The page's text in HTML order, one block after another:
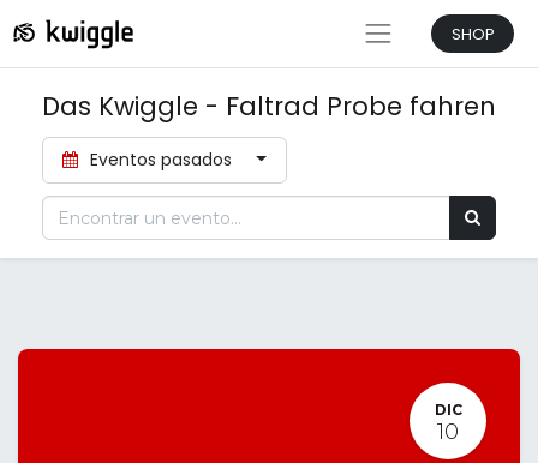
SHOP
Das Kwiggle - Faltrad Probe fahren
Eventos pasados
DIC
10